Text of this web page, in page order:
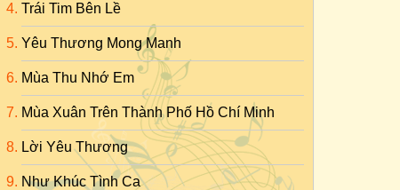
Trái Tim Bên Lề
Yêu Thương Mong Manh
Mùa Thu Nhớ Em
Mùa Xuân Trên Thành Phố Hồ Chí Minh
Lời Yêu Thương
Như Khúc Tình Ca